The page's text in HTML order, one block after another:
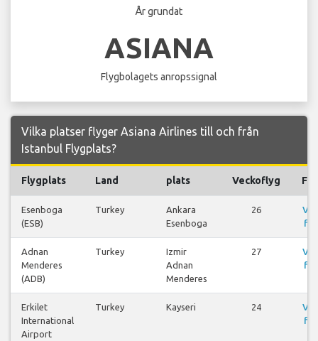
År grundat
ASIANA
Flygbolagets anropssignal
Vilka platser flyger Asiana Airlines till och från
Istanbul Flygplats?
Flygplats Land plats Veckoflyg
Esenboga
(ESB)
Turkey
Ankara
Esenboga
26
Adnan
Menderes
(ADB)
Turkey
Izmir
Adnan
Menderes
27
Erkilet
International
Airport
Turkey Kayseri 24